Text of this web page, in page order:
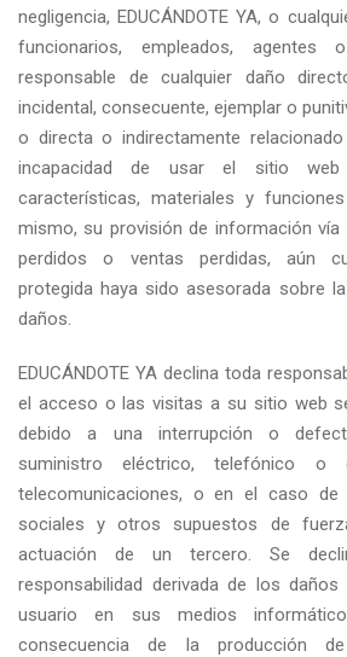
negligencia, EDUCÁNDOTE YA, o
funcionarios, empleados, agentes
responsable de cualquier daño
incidental, consecuente, ejemplar o
o directa o indirectamente
incapacidad de usar el sitio
características, materiales y
mismo, su provisión de información
perdidos o ventas perdidas, aún
protegida haya sido asesorada sobre
daños.
EDUCÁNDOTE YA declina toda
el acceso o las visitas a su sitio web
debido a una interrupción o
suministro eléctrico, telefónico o
telecomunicaciones, o en el caso de
sociales y otros supuestos de
actuación de un tercero. Se
responsabilidad derivada de los
usuario en sus medios
consecuencia de la producción